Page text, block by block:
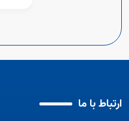
ارتباط با ما